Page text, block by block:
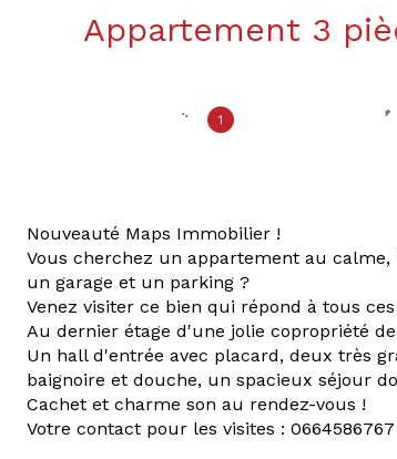
1
Nouveauté Maps Immobilier !
Vous cherchez un appartement au
un garage et un parking ?
Venez visiter ce bien qui répond à tous
Au dernier étage d'une jolie copropriété
Un hall d'entrée avec placard, deux très
baignoire et douche, un spacieux séjour
Cachet et charme son au rendez-vous !
Votre contact pour les visites : 0664586767